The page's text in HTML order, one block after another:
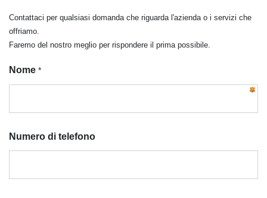
Contattaci per qualsiasi domanda che riguarda l'azienda o i servizi che
offriamo.
Faremo del nostro meglio per rispondere il prima possibile.
Nome *
Numero di telefono